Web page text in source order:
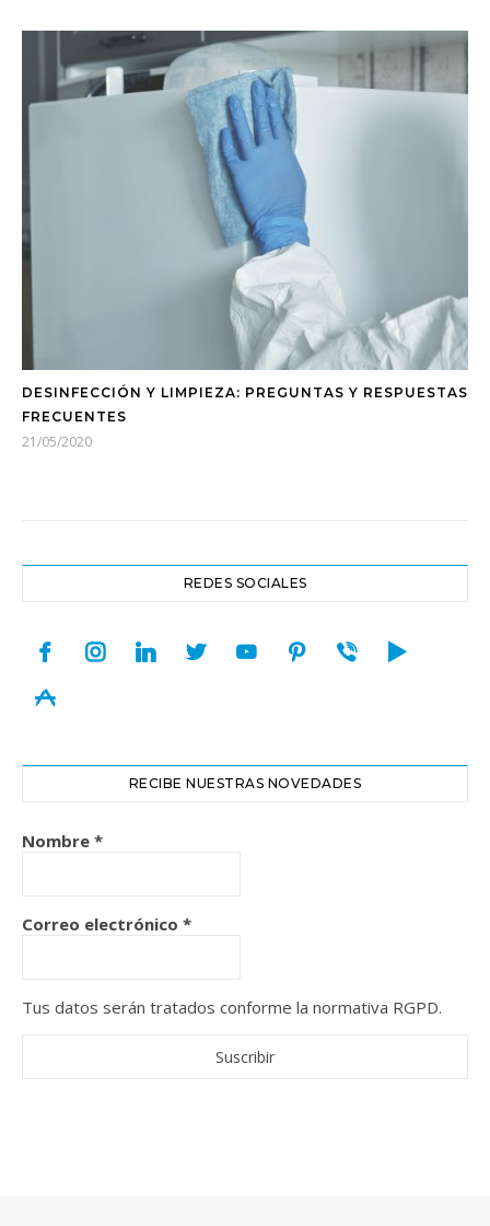
DESINFECCIÓN Y LIMPIEZA: PREGUNTAS Y RESPUESTAS
FRECUENTES
21/05/2020
REDES SOCIALES
facebookinstagramlinkedintwitteryoutubepinterest
viber play
appstore
RECIBE NUESTRAS NOVEDADES
Nombre *
Correo electrónico *
Tus datos serán tratados conforme la normativa RGPD.